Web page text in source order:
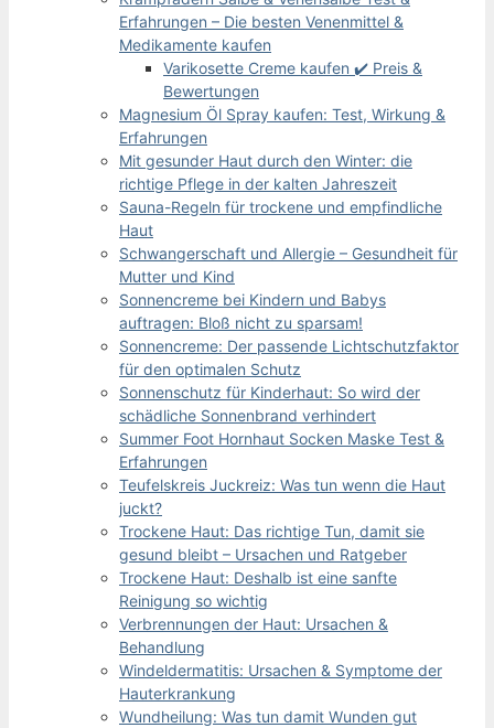
Erfahrungen – Die besten Venenmittel &
Medikamente kaufen
Varikosette Creme kaufen ✔️ Preis &
Bewertungen
Magnesium Öl Spray kaufen: Test, Wirkung &
Erfahrungen
Mit gesunder Haut durch den Winter: die
richtige Pflege in der kalten Jahreszeit
Sauna-Regeln für trockene und empfindliche
Haut
Schwangerschaft und Allergie – Gesundheit für
Mutter und Kind
Sonnencreme bei Kindern und Babys
auftragen: Bloß nicht zu sparsam!
Sonnencreme: Der passende Lichtschutzfaktor
für den optimalen Schutz
Sonnenschutz für Kinderhaut: So wird der
schädliche Sonnenbrand verhindert
Summer Foot Hornhaut Socken Maske Test &
Erfahrungen
Teufelskreis Juckreiz: Was tun wenn die Haut
juckt?
Trockene Haut: Das richtige Tun, damit sie
gesund bleibt – Ursachen und Ratgeber
Trockene Haut: Deshalb ist eine sanfte
Reinigung so wichtig
Verbrennungen der Haut: Ursachen &
Behandlung
Windeldermatitis: Ursachen & Symptome der
Hauterkrankung
Wundheilung: Was tun damit Wunden gut